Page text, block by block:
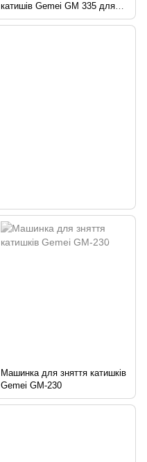
катишів Gemei GM 335 для
всіх типів тканин
Машинка для зняття катишків
Gemei GM-230